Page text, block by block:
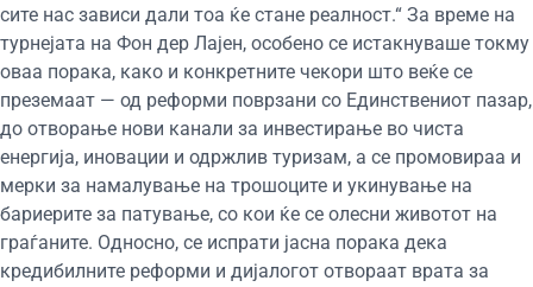
сите нас зависи дали тоа ќе стане реалност.“ За време на
турнејата на Фон дер Лајен, особено се истакнуваше токму
оваа порака, како и конкретните чекори што веќе се
преземаат — од реформи поврзани со Единствениот пазар,
до отворање нови канали за инвестирање во чиста
енергија, иновации и одржлив туризам, а се промовираа и
мерки за намалување на трошоците и укинување на
бариерите за патување, со кои ќе се олесни животот на
граѓаните. Односно, се испрати јасна порака дека
кредибилните реформи и дијалогот отвораат врата за